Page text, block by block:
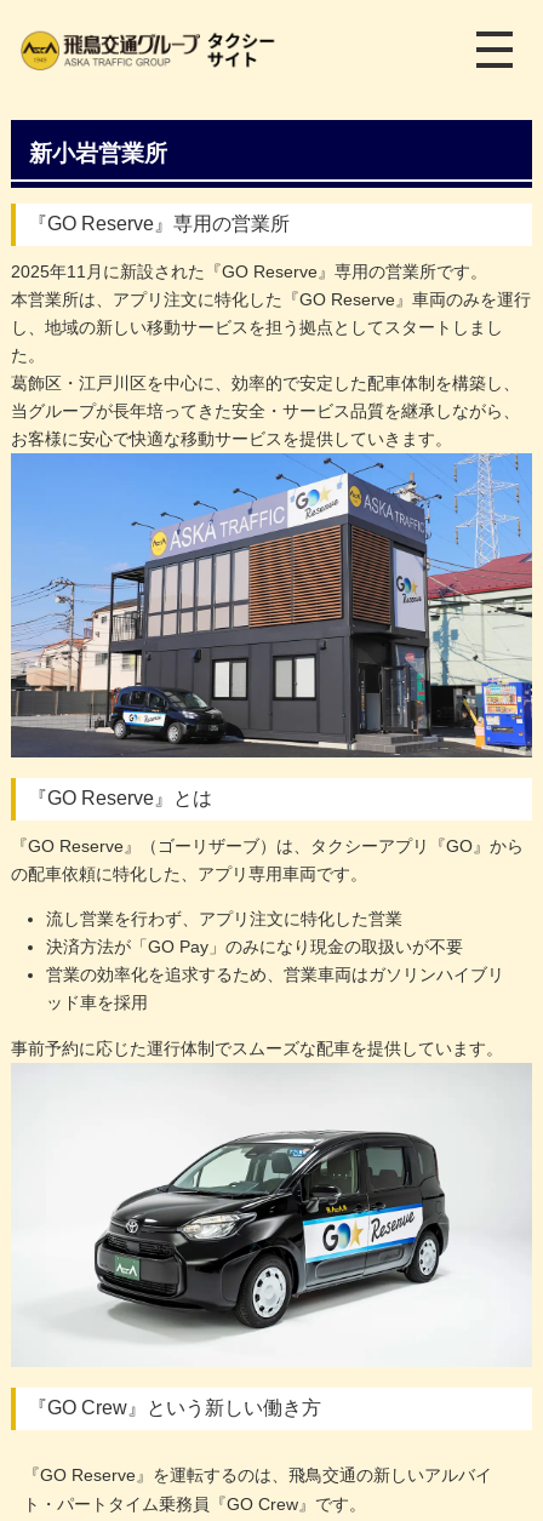
ニ
を
く
新小岩営業所
『GO Reserve』専用の営業所
2025年11月に新設された『GO Reserve』専用の営業所です。
本営業所は、アプリ注文に特化した『GO Reserve』車両のみを運行
し、地域の新しい移動サービスを担う拠点としてスタートしまし
た。
葛飾区・江戸川区を中心に、効率的で安定した配車体制を構築し、
当グループが長年培ってきた安全・サービス品質を継承しながら、
お客様に安心で快適な移動サービスを提供していきます。
『GO Reserve』とは
『GO Reserve』（ゴーリザーブ）は、タクシーアプリ『GO』から
の配車依頼に特化した、アプリ専用車両です。
流し営業を行わず、アプリ注文に特化した営業
決済方法が「GO Pay」のみになり現金の取扱いが不要
営業の効率化を追求するため、営業車両はガソリンハイブリ
ッド車を採用
事前予約に応じた運行体制でスムーズな配車を提供しています。
『GO Crew』という新しい働き方
『GO Reserve』を運転するのは、飛鳥交通の新しいアルバイ
ト・パートタイム乗務員『GO Crew』です。